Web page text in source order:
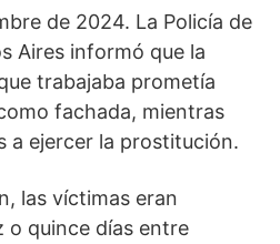
de 2024. La Policía de
Aires informó que la
trabajaba prometía
fachada, mientras
a ejercer la prostitución.
las víctimas eran
o quince días entre